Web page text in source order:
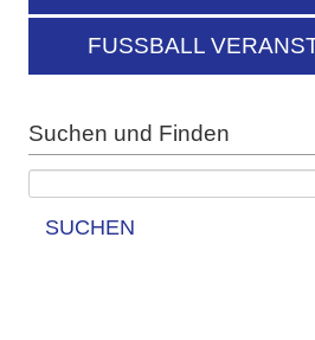
FUSSBALL
Suchen und Finden
SUCHEN